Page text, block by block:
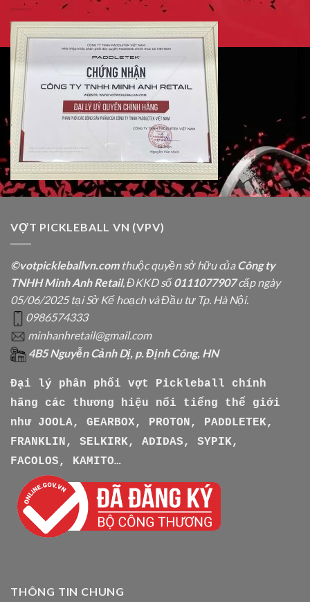
VỢT PICKLEBALL VN (VPV)
©votpickleballvn.comthuộc quyền sở hữu củaCông ty
TNHH Minh Anh Retail, ĐKKD số0111077907cấp ngày
05/06/2025 tại Sở Kế hoạch và Đầu tư Tp. Hà Nội.
0986574333
minhanhretail@gmail.com
4B5 Nguyễn Cảnh Dị, p. Định Công, HN
Đại lý phân phối vợt Pickleball chính
hãng các thương hiệu nổi tiếng thế giới
như
JOOLA, GEARBOX, PROTON, PADDLETEK,
FRANKLIN, SELKIRK, ADIDAS, SYPIK,
FACOLOS, KAMITO…
THÔNG TIN CHUNG